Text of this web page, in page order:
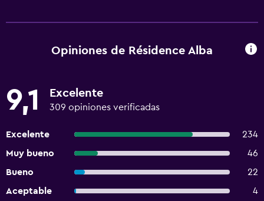
Opiniones de Résidence Alba
9,1 Excelente
309 opiniones verificadas
Excelente
234
Muy bueno
46
Bueno
22
Aceptable
4